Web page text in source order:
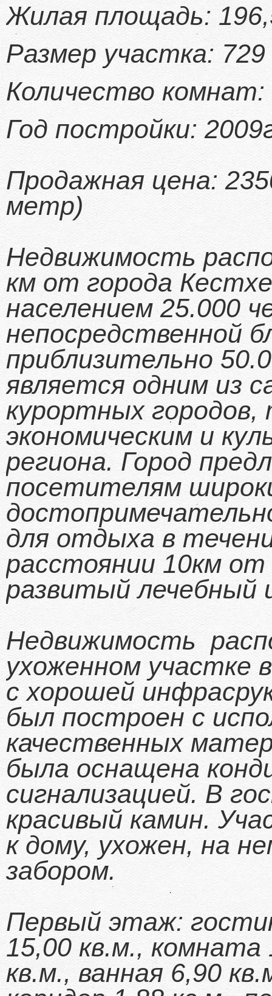
Жилая площадь:
Размер
Количество
Год постройки:
Продажная цена:
метр)
Недвижимость
км от города
населением 25.000
непосредственной
приблизительно
является одним из
курортных
экономическим и
региона. Город
посетителям
для отдыха в
расстоянии 10км
развитый лечебный
Недвижимость
ухоженном участке
с хорошей
был построен с
качественных
была оснащена
сигнализацией. В
красивый камин.
к дому, ухожен, на
забором.
Первый этаж:
15,00 кв.м., комната
кв.м., ванная 6,90